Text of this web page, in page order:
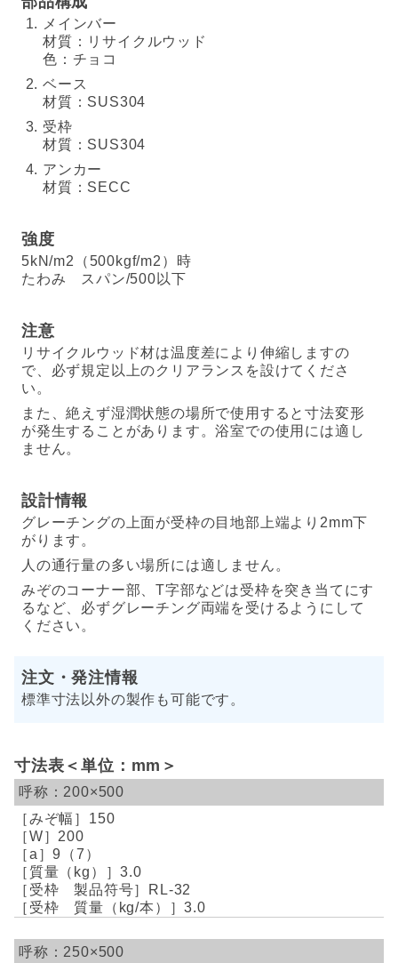
メインバー
材質：リサイクルウッド
色：チョコ
ベース
材質：SUS304
受枠
材質：SUS304
アンカー
材質：SECC
強度
5kN/m2（500kgf/m2）時
たわみ スパン/500以下
注意
リサイクルウッド材は温度差により伸縮しますの
で、必ず規定以上のクリアランスを設けてくださ
い。
また、絶えず湿潤状態の場所で使用すると寸法変形
が発生することがあります。浴室での使用には適し
ません。
設計情報
グレーチングの上面が受枠の目地部上端より2mm下
がります。
人の通行量の多い場所には適しません。
みぞのコーナー部、T字部などは受枠を突き当てにす
るなど、必ずグレーチング両端を受けるようにして
ください。
注文・発注情報
標準寸法以外の製作も可能です。
寸法表＜単位：mm＞
200×500
150
200
9（7）
3.0
RL-32
3.0
250×500